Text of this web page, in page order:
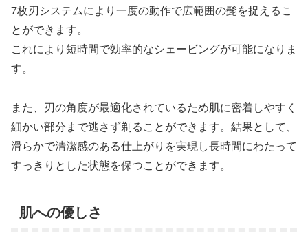
7枚刃システムにより一度の動作で広範囲の髭を捉えるこ
とができます。
これにより短時間で効率的なシェービングが可能になりま
す。
また、刃の角度が最適化されているため肌に密着しやすく
細かい部分まで逃さず剃ることができます。結果として、
滑らかで清潔感のある仕上がりを実現し長時間にわたって
すっきりとした状態を保つことができます。
肌への優しさ